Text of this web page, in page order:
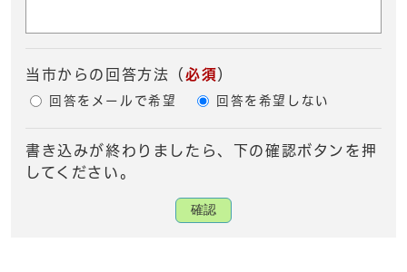
当市からの回答方法 （ 必須）
回答をメールで希望 回答を希望しない
書き込みが終わりましたら、下の確認ボタンを押
してください。
確認